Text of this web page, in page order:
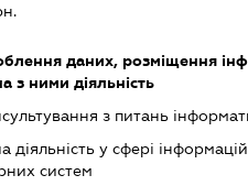
даних, розміщення
з ними діяльність
з питань
діяльність у сфері
систем